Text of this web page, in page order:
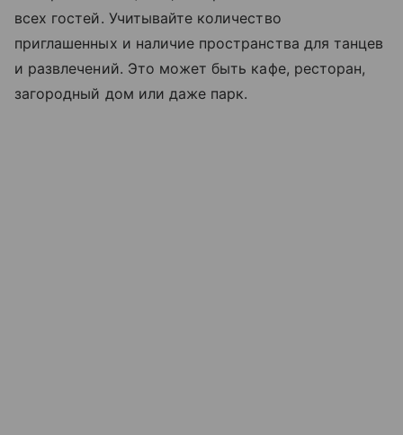
всех гостей. Учитывайте количество
приглашенных и наличие пространства для танцев
и развлечений. Это может быть кафе, ресторан,
загородный дом или даже парк.